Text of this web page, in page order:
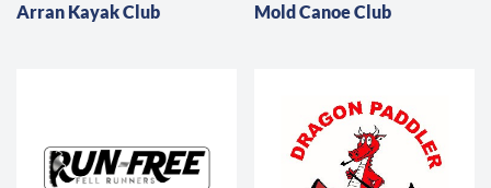
Arran Kayak Club Mold Canoe Club